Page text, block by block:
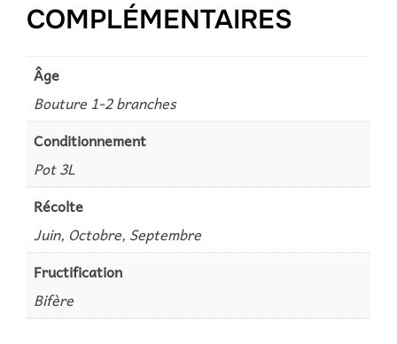
COMPLÉMENTAIRES
Âge
Bouture 1-2 branches
Conditionnement
Pot 3L
Récolte
Juin, Octobre, Septembre
Fructification
Bifère